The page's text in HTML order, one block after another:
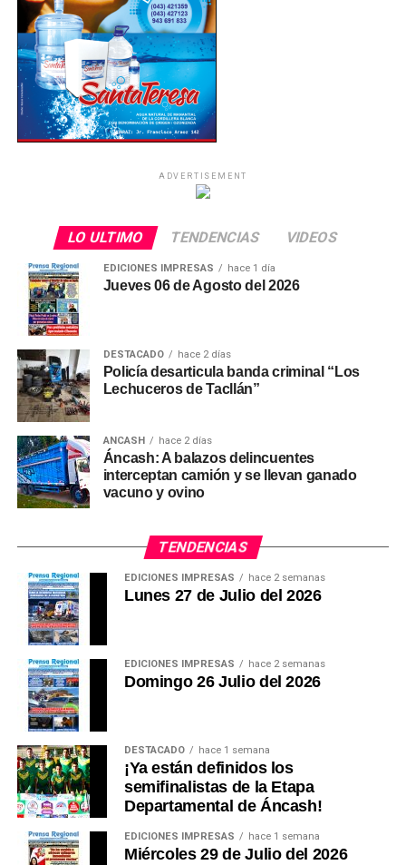
ADVERTISEMENT
LO ULTIMO TENDENCIAS VIDEOS
EDICIONES IMPRESAS hace 1 día
Jueves 06 de Agosto del 2026
DESTACADO hace 2 días
Policía desarticula banda criminal “Los
Lechuceros de Tacllán”
ANCASH hace 2 días
Áncash: A balazos delincuentes
interceptan camión y se llevan ganado
vacuno y ovino
TENDENCIAS
EDICIONES IMPRESAS hace 2 semanas
Lunes 27 de Julio del 2026
EDICIONES IMPRESAS hace 2 semanas
Domingo 26 Julio del 2026
DESTACADO hace 1 semana
¡Ya están definidos los
semifinalistas de la Etapa
Departamental de Áncash!
EDICIONES IMPRESAS hace 1 semana
Miércoles 29 de Julio del 2026